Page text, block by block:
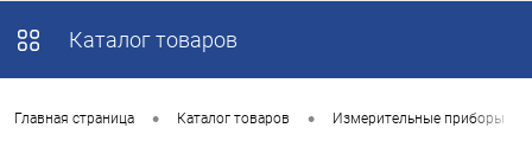
Каталог товаров
Главная страница • Каталог товаров • Измерительные приборы